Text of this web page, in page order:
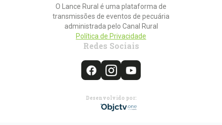
O Lance Rural é uma plataforma de
transmissões de eventos de pecuária
administrada pelo Canal Rural
Política de Privacidade
Redes Sociais
Desenvolvido por: